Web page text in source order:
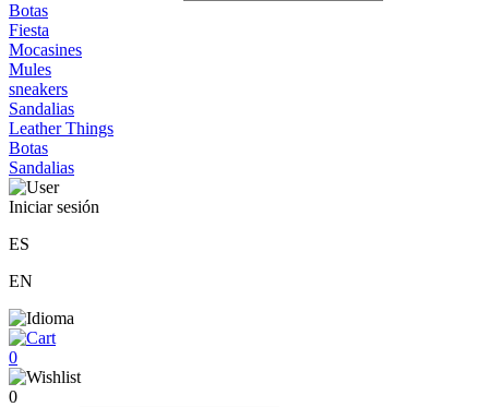
Botas
Fiesta
Mocasines
Mules
sneakers
Sandalias
Leather Things
Botas
Sandalias
Iniciar sesión
ES
EN
0
0